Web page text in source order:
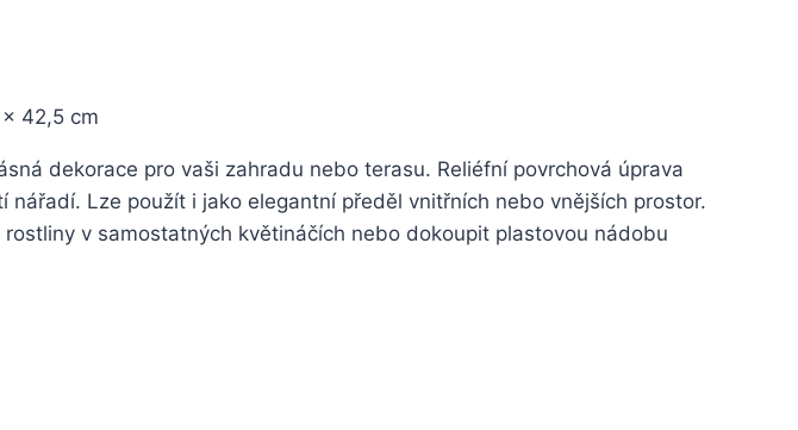
42,5 cm
dekorace pro vaši zahradu nebo terasu. Reliéfní povrchová úprava
Lze použít i jako elegantní předěl vnitřních nebo vnějších prostor.
v samostatných květináčích nebo dokoupit plastovou nádobu